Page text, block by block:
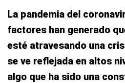
La pandemia del
factores han generado
esté atravesando una
se ve reflejada en altos
algo que ha sido una